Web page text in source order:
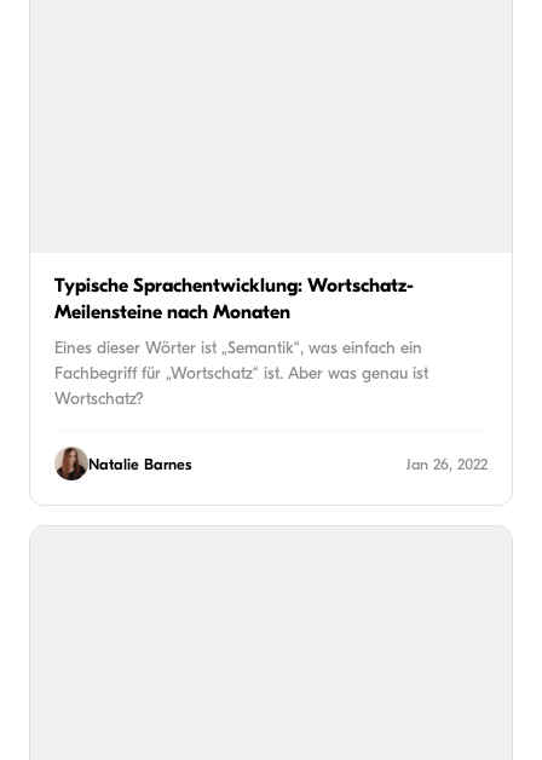
Typische Sprachentwicklung: Wortschatz-
Meilensteine nach Monaten
Eines dieser Wörter ist „Semantik“, was einfach ein
Fachbegriff für „Wortschatz“ ist. Aber was genau ist
Wortschatz?
Natalie Barnes Jan 26, 2022